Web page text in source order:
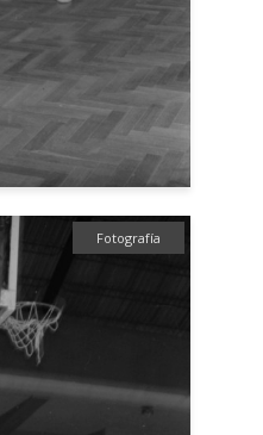
Fotografía